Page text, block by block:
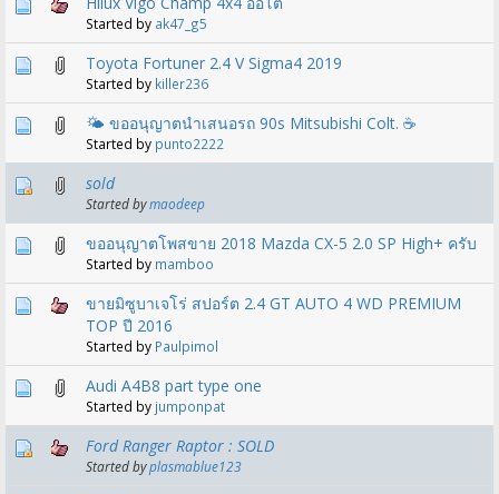
Started by ak47_g5
Toyota Fortuner 2.4 V Sigma4 2019
Started by killer236
🌤️ ขออนุญาตนำเสนอรถ 90s Mitsubishi Colt. ☕️
Started by punto2222
sold
Started bymaodeep
ขออนุญาตโพสขาย 2018 Mazda CX-5 2.0 SP High+ ครับ
Started by mamboo
ขายมิซูบาเจโร่ สปอร์ต 2.4 GT AUTO 4 WD PREMIUM
TOP ปี 2016
Started by Paulpimol
Audi A4B8 part type one
Started by jumponpat
Ford Ranger Raptor : SOLD
Started byplasmablue123